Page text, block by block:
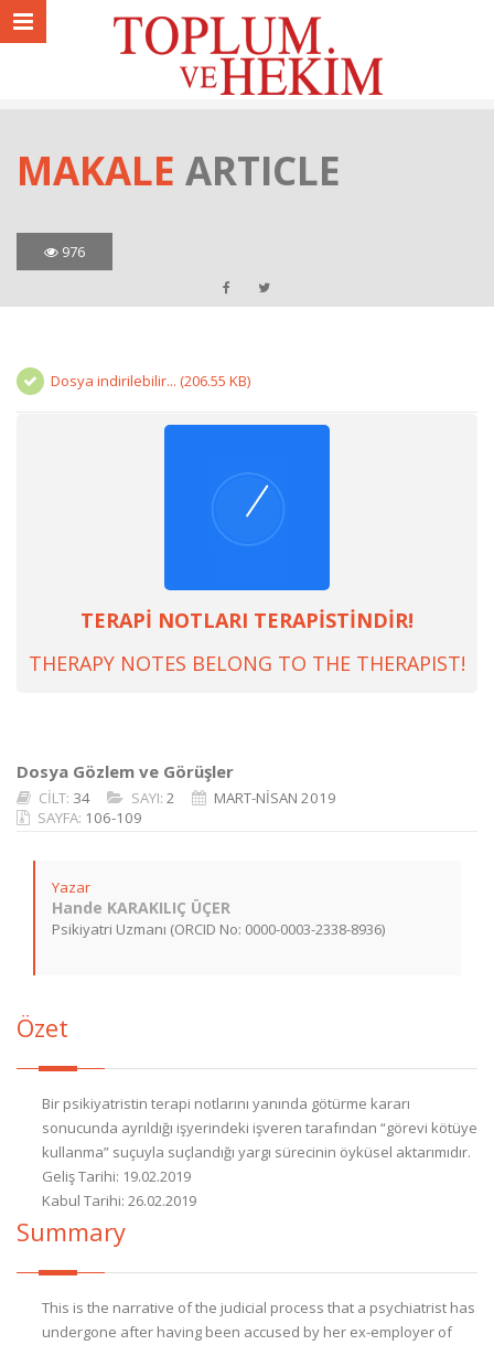
MAKALE ARTICLE
976
Dosya indirilebilir... (206.55 KB)
TERAPİ NOTLARI TERAPİSTİNDİR!
THERAPY NOTES BELONG TO THE THERAPIST!
Dosya Gözlem ve Görüşler
CİLT: 34 SAYI: 2
MART-NİSAN 2019
SAYFA: 106-109
Yazar
Hande KARAKILIÇ ÜÇER
Psikiyatri Uzmanı (ORCID No: 0000-0003-2338-8936)
Özet
Bir psikiyatristin terapi notlarını yanında götürme kararı
sonucunda ayrıldığı işyerindeki işveren tarafından “görevi kötüye
kullanma” suçuyla suçlandığı yargı sürecinin öyküsel aktarımıdır.
Geliş Tarihi: 19.02.2019
Kabul Tarihi: 26.02.2019
Summary
This is the narrative of the judicial process that a psychiatrist has
undergone after having been accused by her ex-employer of